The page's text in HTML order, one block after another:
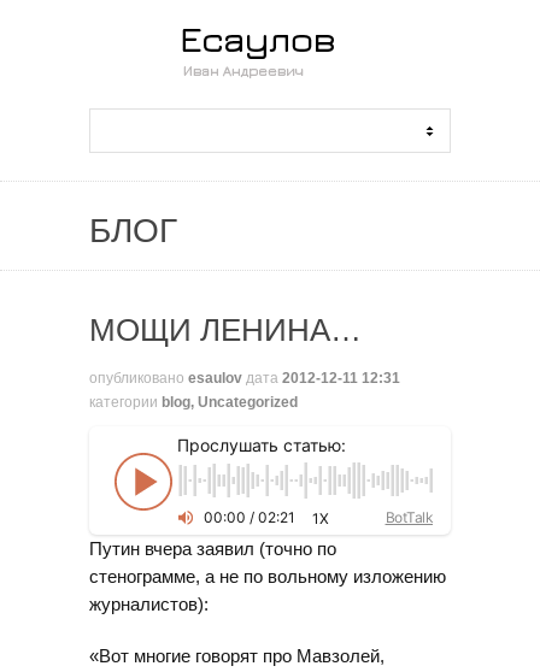
БЛОГ
МОЩИ ЛЕНИНА…
опубликовано esaulov дата 2012-12-11 12:31
категории blog, Uncategorized
Прослушать статью:
00:00 / 02:21 1X BotTalk
Путин вчера заявил (точно по
стенограмме, а не по вольному изложению
журналистов):
«Вот многие говорят про Мавзолей,